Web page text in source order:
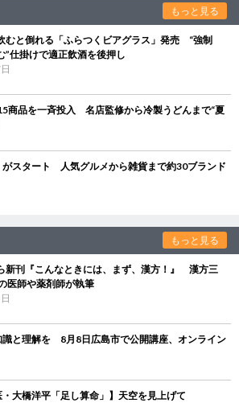
もっと見る
むと倒れる「ふらつくビアグラス」発売 “強制
”仕掛けで適正飲酒を後押し
商品を一斉投入 名店監修から冷製うどんまで“夏
がスタート 人気グルメから雑貨まで約30ブランド
もっと見る
新刊『こんなときには、まず、漢方！』 漢方三
医師や薬剤師が執筆
識と理解を 8月8日広島市で公開講座、オンライン
・大橋洋平「足し算命」】天空を見上げて